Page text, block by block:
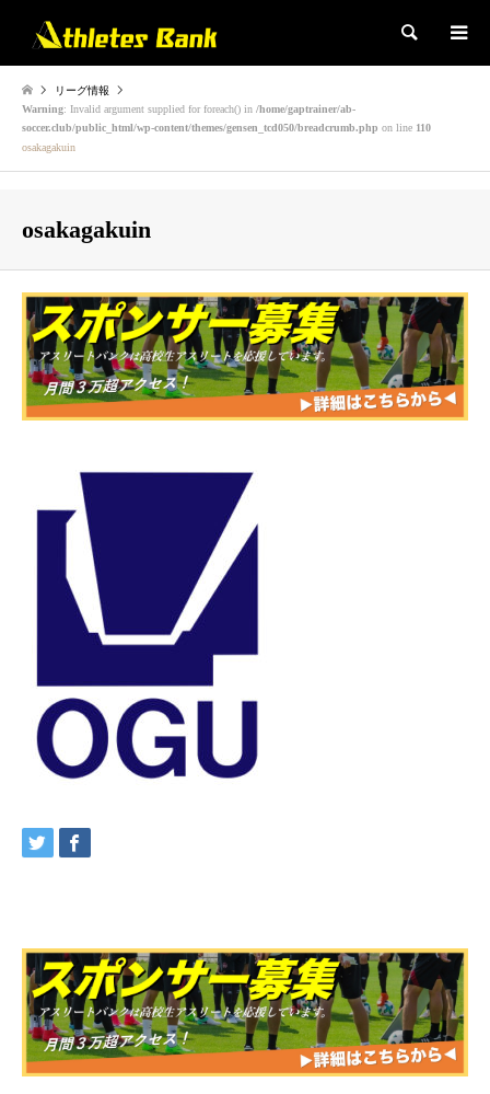
検索
リーグ情報
Warning: Invalid argument supplied for foreach() in /home/gaptrainer/ab-
soccer.club/public_html/wp-content/themes/gensen_tcd050/breadcrumb.php on line 110
osakagakuin
osakagakuin